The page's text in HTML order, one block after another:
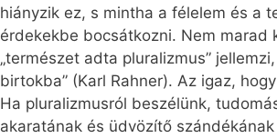
hiányzik ez, s mintha a félelem és a
érdekekbe bocsátkozni. Nem
„természet adta pluralizmus”
birtokba” (Karl Rahner). Az igaz,
Ha pluralizmusról beszélünk,
akaratának és üdvözítő